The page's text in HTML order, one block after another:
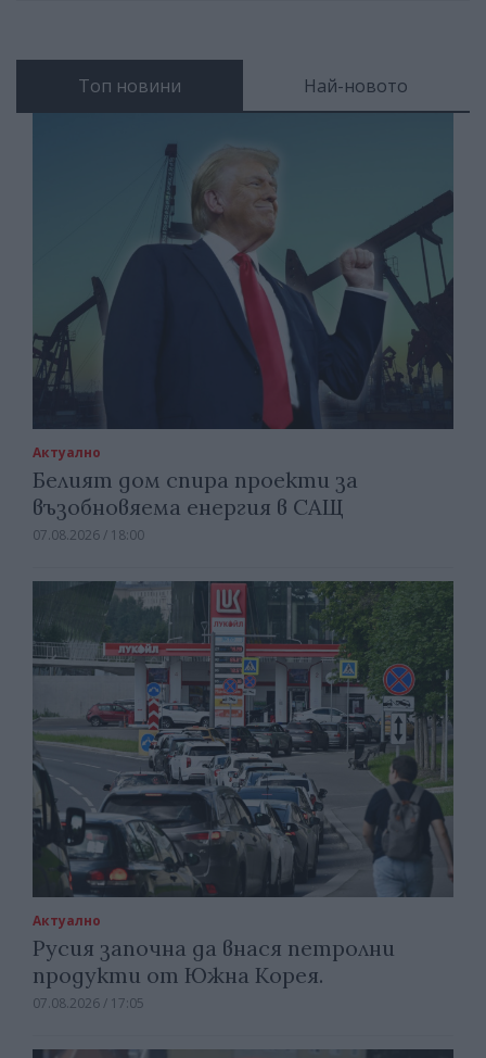
Топ новини Най-новото
Актуално
Белият дом спира проекти за
възобновяема енергия в САЩ
07.08.2026 / 18:00
Актуално
Русия започна да внася петролни
продукти от Южна Корея.
07.08.2026 / 17:05